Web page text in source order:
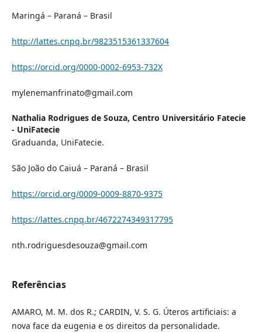
Maringá – Paraná – Brasil
http://lattes.cnpq.br/9823515361337604
https://orcid.org/0000-0002-6953-732X
mylenemanfrinato@gmail.com
Nathalia Rodrigues de Souza, Centro Universitário Fatecie
- UniFatecie
Graduanda, UniFatecie.
São João do Caiuá – Paraná – Brasil
https://orcid.org/0009-0009-8870-9375
https://lattes.cnpq.br/4672274349317795
nth.rodriguesdesouza@gmail.com
Referências
AMARO, M. M. dos R.; CARDIN, V. S. G. Úteros artificiais: a
nova face da eugenia e os direitos da personalidade.